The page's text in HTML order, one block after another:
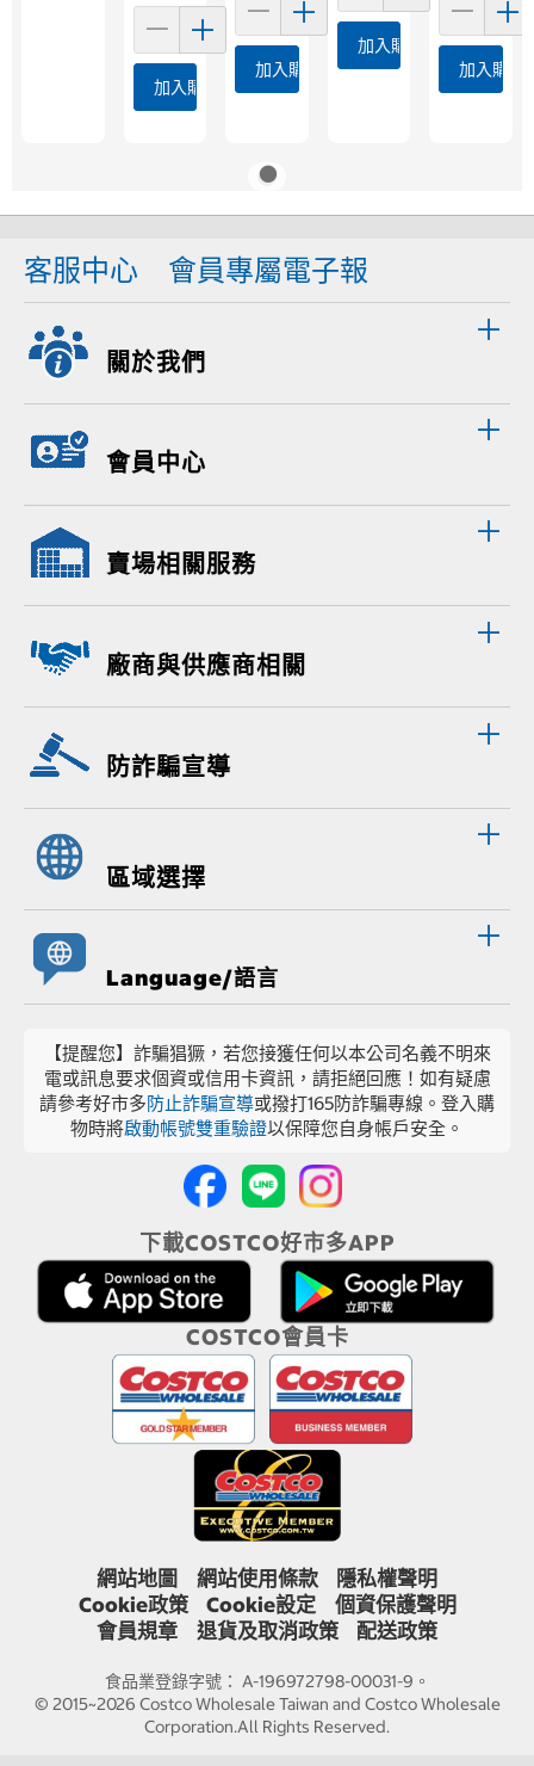
加入購物車
加入購物車
加入購物車
加入購物
客服中心 會員專屬電子報
關於我們
會員中心
賣場相關服務
廠商與供應商相關
防詐騙宣導
區域選擇
Language/語言
【提醒您】詐騙猖獗，若您接獲任何以本公司名義不明來
電或訊息要求個資或信用卡資訊，請拒絕回應！如有疑慮
請參考好市多防止詐騙宣導或撥打165防詐騙專線。登入購
物時將啟動帳號雙重驗證以保障您自身帳戶安全。
下載COSTCO好市多APP
COSTCO會員卡
網站地圖 網站使用條款
隱私權聲明
Cookie政策
Cookie設定
個資保護聲明
會員規章
退貨及取消政策 配送政策
食品業登錄字號： A-196972798-00031-9。
© 2015~2026 Costco Wholesale Taiwan and Costco Wholesale
Corporation.All Rights Reserved.